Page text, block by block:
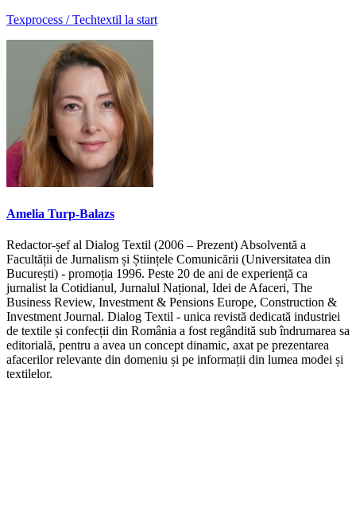
Texprocess / Techtextil la start
Amelia Turp-Balazs
Redactor-șef al Dialog Textil (2006 – Prezent) Absolventă a
Facultății de Jurnalism și Științele Comunicării (Universitatea din
București) - promoția 1996. Peste 20 de ani de experiență ca
jurnalist la Cotidianul, Jurnalul Național, Idei de Afaceri, The
Business Review, Investment & Pensions Europe, Construction &
Investment Journal. Dialog Textil - unica revistă dedicată industriei
de textile și confecții din România a fost regândită sub îndrumarea sa
editorială, pentru a avea un concept dinamic, axat pe prezentarea
afacerilor relevante din domeniu și pe informații din lumea modei și
textilelor.